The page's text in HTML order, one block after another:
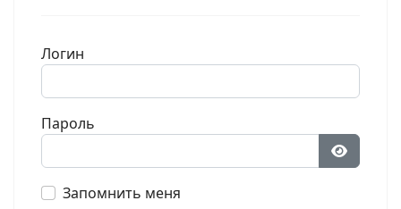
Логин
Пароль
Запомнить меня